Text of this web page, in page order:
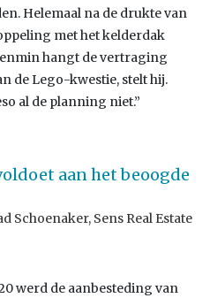
Helemaal na de drukte van
met het kelderdak
hangt de vertraging
de Lego-kwestie, stelt hij.
al de planning niet.”
aan het beoogde
Schoenaker, Sens Real Estate
werd de aanbesteding van